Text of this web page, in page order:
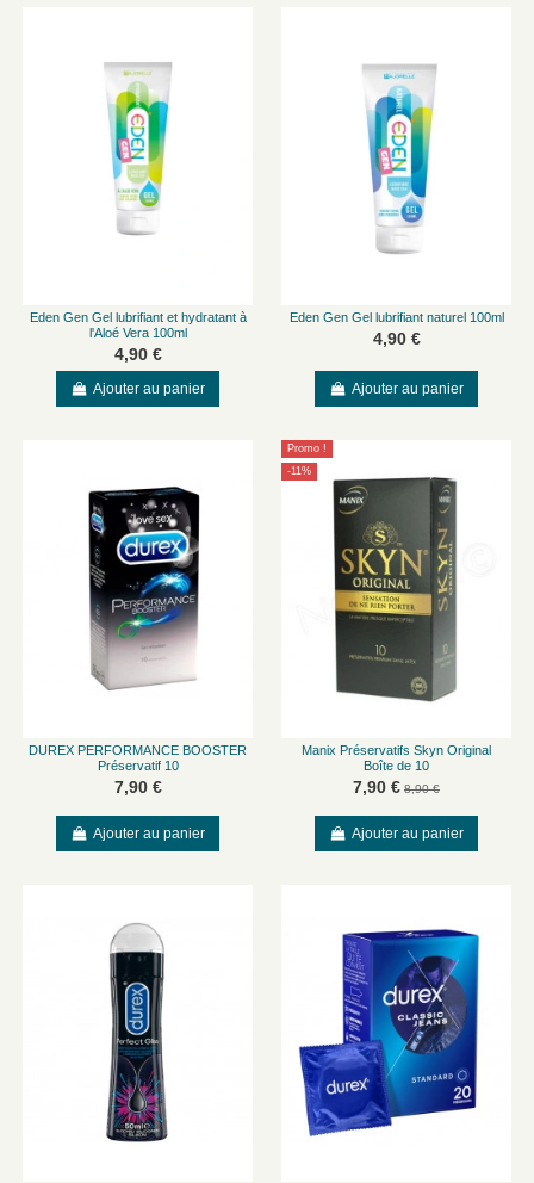
Eden Gen Gel lubrifiant et hydratant à
l'Aloé Vera 100ml
4,90 €
Ajouter au panier
Eden Gen Gel lubrifiant naturel 100ml
4,90 €
Ajouter au panier
DUREX PERFORMANCE BOOSTER
Préservatif 10
7,90 €
Ajouter au panier
Promo !
-11%
Manix Préservatifs Skyn Original
Boîte de 10
7,90 € 8,90 €
Ajouter au panier